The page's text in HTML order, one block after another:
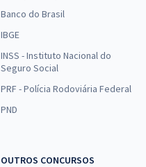
Banco do Brasil
IBGE
INSS - Instituto Nacional do
Seguro Social
PRF - Polícia Rodoviária Federal
PND
OUTROS CONCURSOS